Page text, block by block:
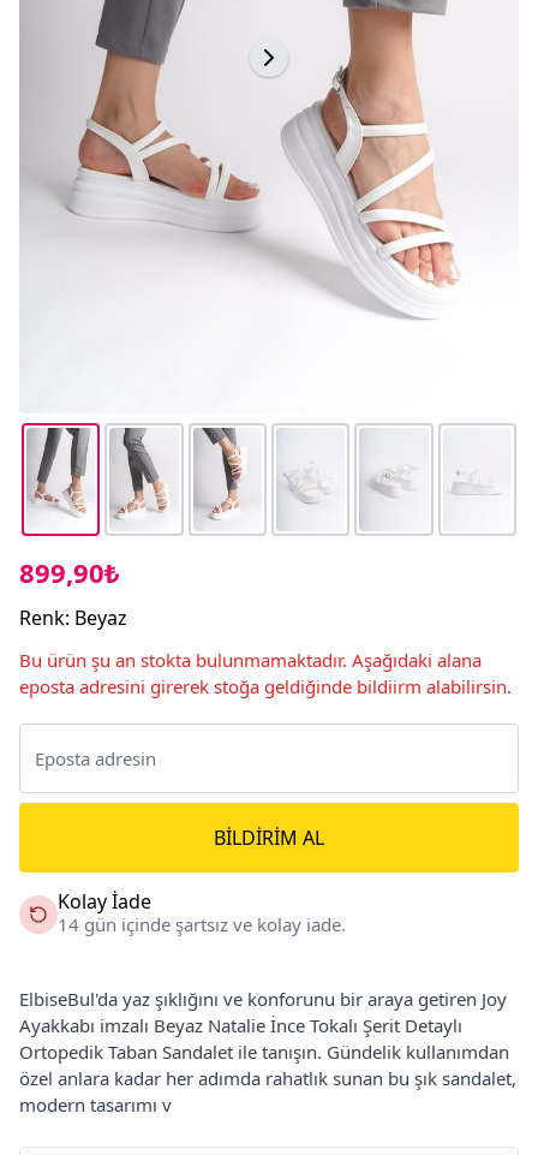
899,90₺
Renk: Beyaz
Bu ürün şu an stokta bulunmamaktadır. Aşağıdaki alana
eposta adresini girerek stoğa geldiğinde bildiirm alabilirsin.
BILDIRIM AL
Kolay İade
14 gün içinde şartsız ve kolay iade.
ElbiseBul'da yaz şıklığını ve konforunu bir araya getiren Joy
Ayakkabı imzalı Beyaz Natalie İnce Tokalı Şerit Detaylı
Ortopedik Taban Sandalet ile tanışın. Gündelik kullanımdan
özel anlara kadar her adımda rahatlık sunan bu şık sandalet,
modern tasarımı v